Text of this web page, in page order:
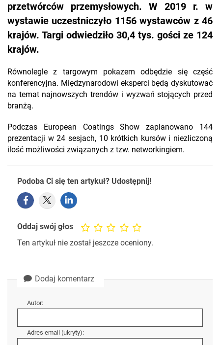
przetwórców przemysłowych. W 2019 r. w
wystawie uczestniczyło 1156 wystawców z 46
krajów. Targi odwiedziło 30,4 tys. gości ze 124
krajów.
Równolegle z targowym pokazem odbędzie się część
konferencyjna. Międzynarodowi eksperci będą dyskutować
na temat najnowszych trendów i wyzwań stojących przed
branżą.
Podczas European Coatings Show zaplanowano 144
prezentacji w 24 sesjach, 10 krótkich kursów i niezliczoną
ilość możliwości związanych z tzw. networkingiem.
Podoba Ci się ten artykuł? Udostępnij!
Oddaj swój głos
Ten artykuł nie został jeszcze oceniony.
Dodaj komentarz
Autor:
Adres email (ukryty):